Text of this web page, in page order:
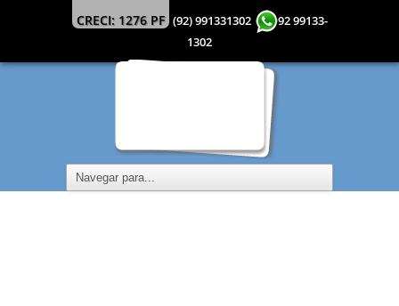
CRECI: 1276 PF (92) 991331302
92 99133-
1302